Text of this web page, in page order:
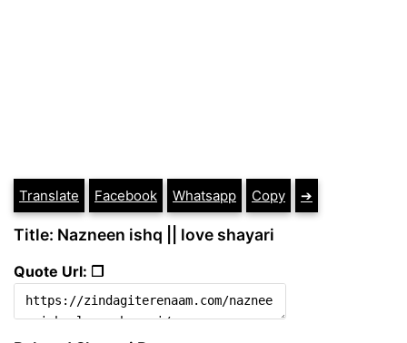
Translate Facebook Whatsapp Copy ➔
Title: Nazneen ishq || love shayari
Quote Url: ❐